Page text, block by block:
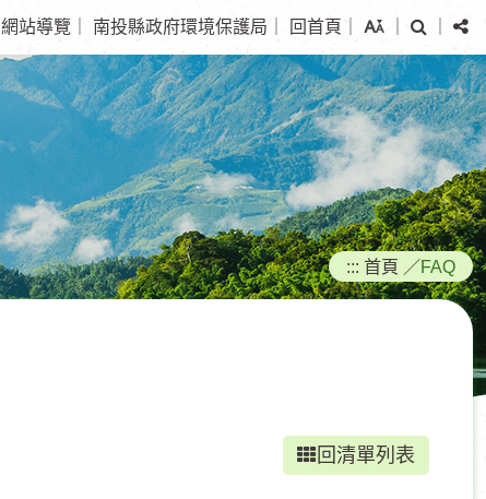
網站導覽 南投縣政府環境保護局 回首頁
尋
分
享
::: 首頁 ／FAQ
回清單列表